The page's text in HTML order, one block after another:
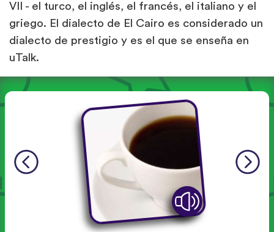
VII - el turco, el inglés, el francés, el italiano y el
griego. El dialecto de El Cairo es considerado un
dialecto de prestigio y es el que se enseña en
uTalk.